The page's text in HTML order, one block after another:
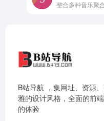
B站导航 ，集网址、资源
雅的设计风格，全面的前
的体验